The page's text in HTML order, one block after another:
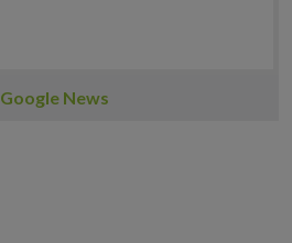
Google News